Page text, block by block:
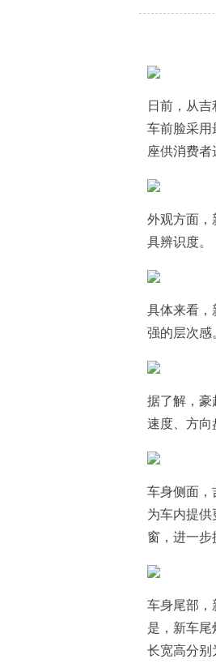
日前，从
车前脸采用
座供消费者
外观方面，
具辨识度。
具体来看，
强的层次感
据了解，豪
速度、方向
车身侧面，
为车内提
窗，进一步
车身尾部，
是，新车
长宽高分别